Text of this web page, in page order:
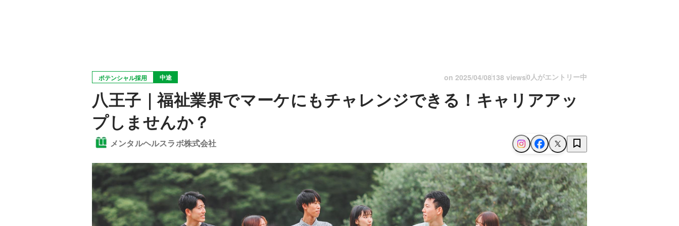
ポテンシャル採用 中途 on 2025/04/08138 views0人がエントリー中
八王子｜福祉業界でマーケにもチャレンジできる！キャリアアッ
プしませんか？
メンタルヘルスラボ株式会社